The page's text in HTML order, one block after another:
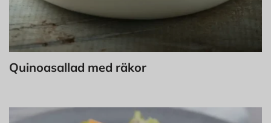
Quinoasallad med räkor